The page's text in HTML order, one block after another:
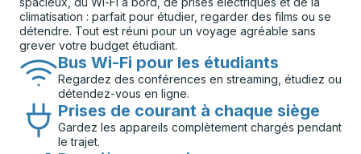
climatisation : parfait pour étudier, regarder des films ou se
détendre. Tout est réuni pour un voyage agréable sans
grever votre budget étudiant.
Bus Wi-Fi pour les étudiants
Regardez des conférences en streaming, étudiez ou
détendez-vous en ligne.
Prises de courant à chaque siège
Gardez les appareils complètement chargés pendant
le trajet.